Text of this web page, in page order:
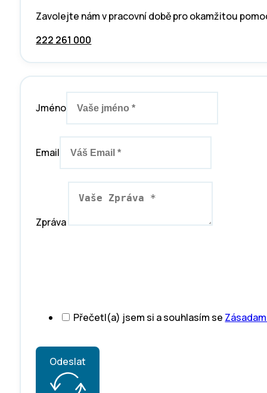
Zavolejte nám v pracovní době pro okamžitou
222 261 000
Jméno
Email
Zpráva
Přečetl(a) jsem si a souhlasím se
Odeslat